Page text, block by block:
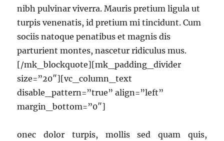
nibh pulvinar viverra. Mauris pretium ligula ut
turpis venenatis, id pretium mi tincidunt. Cum
sociis natoque penatibus et magnis dis
parturient montes, nascetur ridiculus mus.
[/mk_blockquote][mk_padding_divider
size=”20″][vc_column_text
disable_pattern=”true” align=”left”
margin_bottom=”0″]
onec dolor turpis, mollis sed quam quis,